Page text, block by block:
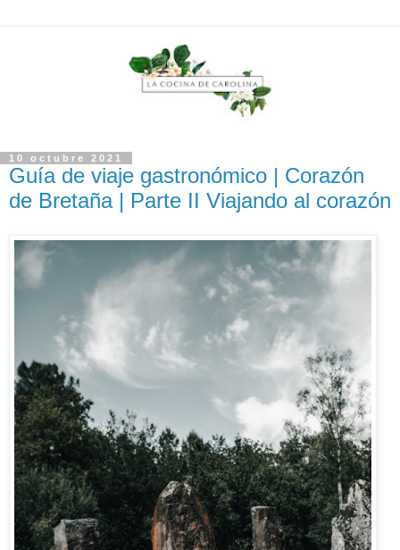
10 octubre 2021
Guía de viaje gastronómico | Corazón
de Bretaña | Parte II Viajando al corazón